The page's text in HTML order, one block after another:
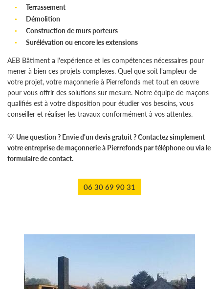
ContactTerrassement
Démolition
Construction de murs porteurs
Surélévation ou encore les extensions
AEB Bâtiment a l'expérience et les compétences nécessaires pour
mener à bien ces projets complexes. Quel que soit l'ampleur de
votre projet, votre maçonnerie à Pierrefonds met tout en œuvre
pour vous offrir des solutions sur mesure. Notre équipe de maçons
qualifiés est à votre disposition pour étudier vos besoins, vous
conseiller et réaliser les travaux conformément à vos attentes.
💡 Une question ? Envie d'un devis gratuit ? Contactez simplement
votre entreprise de maçonnerie à Pierrefonds par téléphone ou via le
formulaire de contact.
06 30 69 90 31